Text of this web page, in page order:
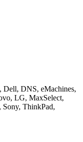
Dell, DNS, eMachines,
LG, MaxSelect,
Sony, ThinkPad,